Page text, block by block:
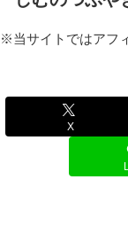
※当サイトではアフ
X